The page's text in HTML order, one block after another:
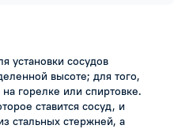
установки сосудов
высоте; для того,
горелке или спиртовке.
ставится сосуд, и
стальных стержней, а